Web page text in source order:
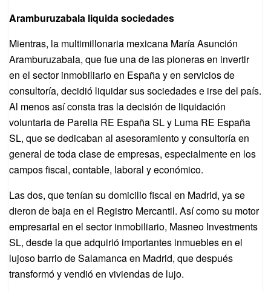
Aramburuzabala liquida sociedades
Mientras, la multimillonaria mexicana María Asunción
Aramburuzabala, que fue una de las pioneras en invertir
en el sector inmobiliario en España y en servicios de
consultoría, decidió liquidar sus sociedades e irse del país.
Al menos así consta tras la decisión de liquidación
voluntaria de Parelia RE España SL y Luma RE España
SL, que se dedicaban al asesoramiento y consultoría en
general de toda clase de empresas, especialmente en los
campos fiscal, contable, laboral y económico.
Las dos, que tenían su domicilio fiscal en Madrid, ya se
dieron de baja en el Registro Mercantil. Así como su motor
empresarial en el sector inmobiliario, Masneo Invest­ments
SL, desde la que adquirió importantes inmuebles en el
lujoso barrio de Salamanca en Madrid, que después
transformó y vendió en viviendas de lujo.